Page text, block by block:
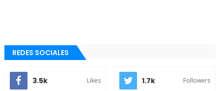
REDES SOCIALES
3.5k Likes 1.7k Followers